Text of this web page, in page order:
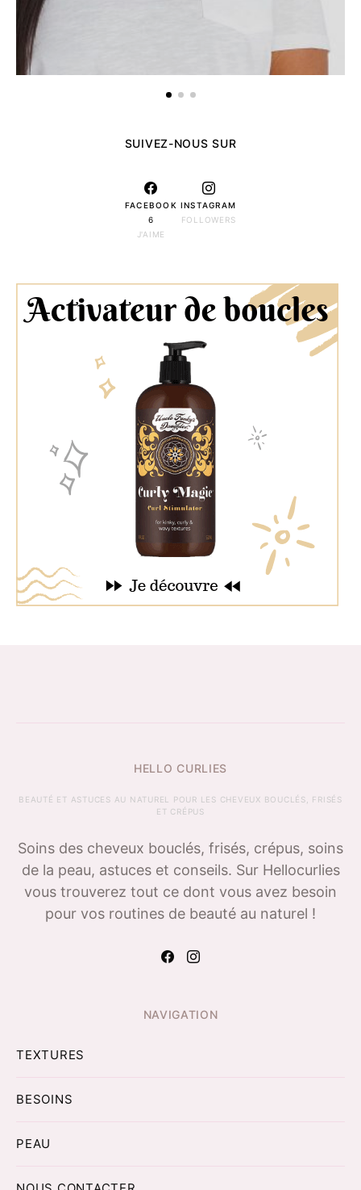
SUIVEZ-NOUS SUR
FACEBOOK
6
J'AIME
INSTAGRAM
FOLLOWERS
HELLO CURLIES
BEAUTÉ ET ASTUCES AU NATUREL POUR LES CHEVEUX BOUCLÉS, FRISÉS
ET CRÉPUS
Soins des cheveux bouclés, frisés, crépus, soins
de la peau, astuces et conseils. Sur Hellocurlies
vous trouverez tout ce dont vous avez besoin
pour vos routines de beauté au naturel !
NAVIGATION
TEXTURES
BESOINS
PEAU